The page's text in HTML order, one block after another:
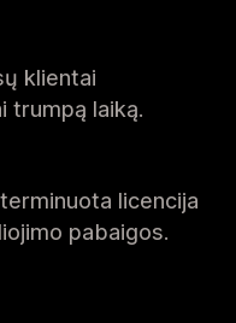
klientai
trumpą laiką.
licencija
pabaigos.